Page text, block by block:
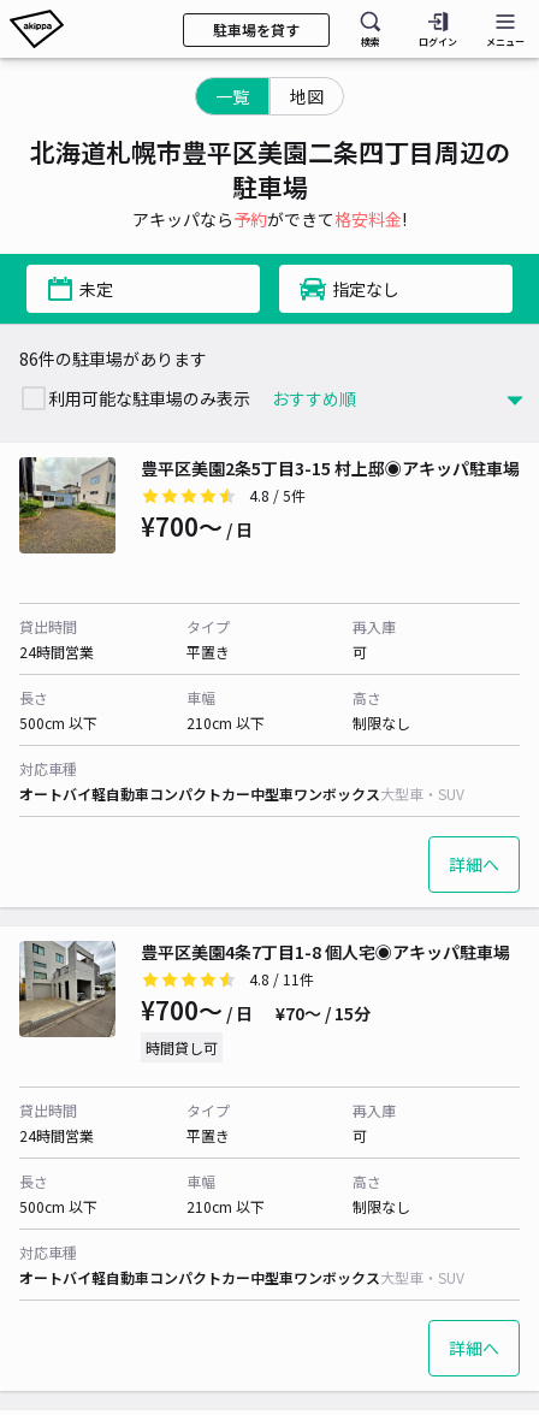
駐車場を貸す
検索 ログイン メニュー
一覧 地図
北海道札幌市豊平区美園二条四丁目周辺の
駐車場
アキッパなら予約ができて格安料金!
未定 指定なし
86件の駐車場があります
利用可能な駐車場のみ表示
豊平区美園2条5丁目3-15 村上邸◉アキッパ駐車場
4.8 / 5件
¥700〜 / 日
貸出時間
24時間営業
タイプ
平置き
再入庫
可
長さ
500cm 以下
車幅
210cm 以下
高さ
制限なし
対応車種
オートバイ軽自動車コンパクトカー中型車ワンボックス大型車・SUV
詳細へ
豊平区美園4条7丁目1-8 個人宅◉アキッパ駐車場
4.8 / 11件
¥700〜 / 日 ¥70〜 / 15分
時間貸し可
貸出時間
24時間営業
タイプ
平置き
再入庫
可
長さ
500cm 以下
車幅
210cm 以下
高さ
制限なし
対応車種
オートバイ軽自動車コンパクトカー中型車ワンボックス大型車・SUV
詳細へ